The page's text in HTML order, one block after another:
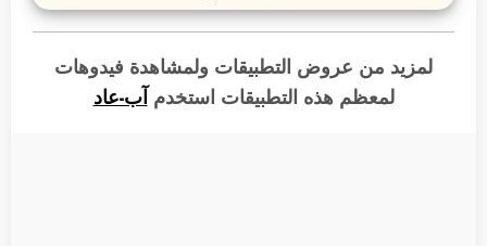
لمزيد من عروض التطبيقات ولمشاهدة فيدوهات
لمعظم هذه التطبيقات استخدم آب-عاد